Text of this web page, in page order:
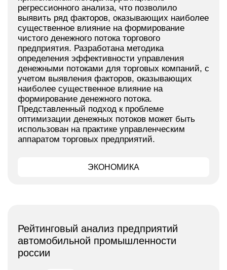
регрессионного анализа, что позволило
выявить ряд факторов, оказывающих наиболее
существенное влияние на формирование
чистого денежного потока торгового
предприятия. Разработана методика
определения эффективности управления
денежными потоками для торговых компаний, с
учетом выявления факторов, оказывающих
наиболее существенное влияние на
формирование денежного потока.
Представленный подход к проблеме
оптимизации денежных потоков может быть
использован на практике управленческим
аппаратом торговых предприятий.
ЭКОНОМИКА
Рейтинговый анализ предприятий
автомобильной промышленности
россии